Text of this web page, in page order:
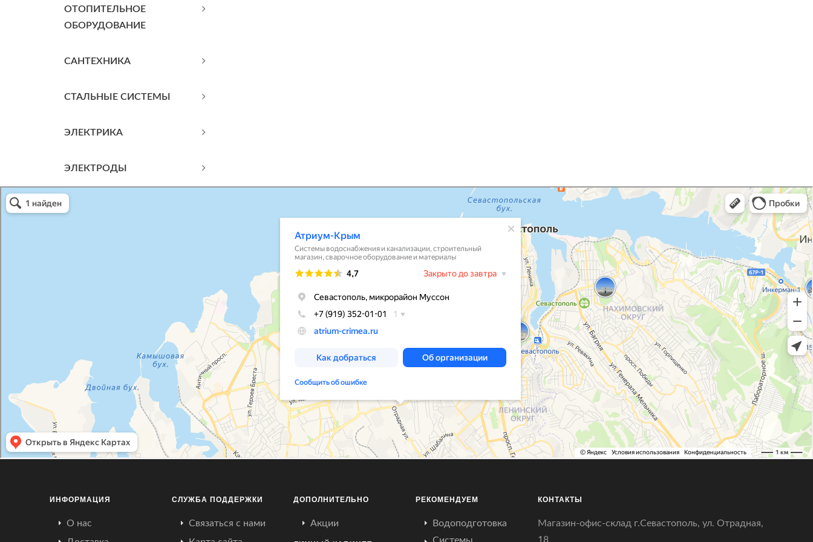
ОТОПИТЕЛЬНОЕ
ОБОРУДОВАНИЕ
САНТЕХНИКА
СТАЛЬНЫЕ СИСТЕМЫ
ЭЛЕКТРИКА
ЭЛЕКТРОДЫ
Атриум-Крым
Системы водоснабжения, отопления, канализации в Севастополе
Снабжение строительных объектов в Севастополе
ИНФОРМАЦИЯ
О нас
СЛУЖБА ПОДДЕРЖКИ
Связаться с нами
ДОПОЛНИТЕЛЬНО
Акции
РЕКОМЕНДУЕМ
Водоподготовка
КОНТАКТЫ
Магазин-офис-склад г.Севастополь, ул. Отрадная,
18